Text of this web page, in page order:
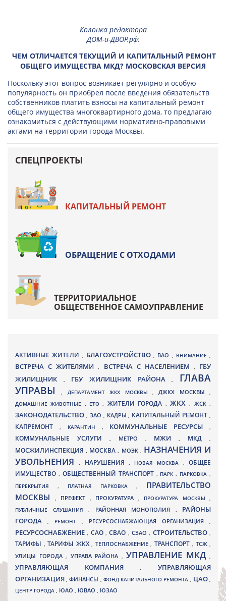
Колонка редактора
ДОМ-и-ДВОР.рф:
ЧЕМ ОТЛИЧАЕТСЯ ТЕКУЩИЙ И КАПИТАЛЬНЫЙ РЕМОНТ
ОБЩЕГО ИМУЩЕСТВА МКД? МОСКОВСКАЯ ВЕРСИЯ
Поскольку этот вопрос возникает регулярно и особую
популярность он приобрел после введения обязательств
собственников платить взносы на капитальный ремонт
общего имущества многоквартирного дома, то предлагаю
ознакомиться с действующими нормативно-правовыми
актами на территории города Москвы.
СПЕЦПРОЕКТЫ
КАПИТАЛЬНЫЙ РЕМОНТ
ОБРАЩЕНИЕ С ОТХОДАМИ
ТЕРРИТОРИАЛЬНОЕ
ОБЩЕСТВЕННОЕ САМОУПРАВЛЕНИЕ
АКТИВНЫЕ ЖИТЕЛИ , БЛАГОУСТРОЙСТВО , ВАО , ВНИМАНИЕ ,
ВСТРЕЧА С ЖИТЕЛЯМИ, ВСТРЕЧА С НАСЕЛЕНИЕМ , ГБУ
ЖИЛИЩНИК
, ГБУ ЖИЛИЩНИК РАЙОНА, ГЛАВА
УПРАВЫ, ДЕПАРТАМЕНТ ЖКХ МОСКВЫ ,ДЖКХ МОСКВЫ ,
ДОМАШНИЕ ЖИВОТНЫЕ , ЕТО, ЖИТЕЛИ ГОРОДА , ЖКХ, ЖСК,
ЗАКОНОДАТЕЛЬСТВО , ЗАО , КАДРЫ, КАПИТАЛЬНЫЙ РЕМОНТ ,
КАПРЕМОНТ , КАРАНТИН , КОММУНАЛЬНЫЕ РЕСУРСЫ,
КОММУНАЛЬНЫЕ УСЛУГИ , МЕТРО , МЖИ, МКД ,
МОСЖИЛИНСПЕКЦИЯ, МОСКВА , МОЭК , НАЗНАЧЕНИЯ И
УВОЛЬНЕНИЯ, НАРУШЕНИЯ , НОВАЯ МОСКВА ,ОБЩЕЕ
ИМУЩЕСТВО , ОБЩЕСТВЕННЫЙ ТРАНСПОРТ , ПАРК, ПАРКОВКА ,
ПЕРЕКРЫТИЯ , ПЛАТНАЯ ПАРКОВКА , ПРАВИТЕЛЬСТВО
МОСКВЫ
, ПРЕФЕКТ , ПРОКУРАТУРА , ПРОКУРАТУРА МОСКВЫ ,
ПУБЛИЧНЫЕ СЛУШАНИЯ , РАЙОННАЯ МОНОПОЛИЯ , РАЙОНЫ
ГОРОДА
, РЕМОНТ , РЕСУРСОСНАБЖАЮЩАЯ ОРГАНИЗАЦИЯ ,
РЕСУРСОСНАБЖЕНИЕ, САО,СВАО ,СЗАО, СТРОИТЕЛЬСТВО,
ТАРИФЫ , ТАРИФЫ ЖКХ , ТЕПЛОСНАБЖЕНИЕ , ТРАНСПОРТ , ТСЖ ,
УЛИЦЫ ГОРОДА , УПРАВА РАЙОНА , УПРАВЛЕНИЕ МКД ,
УПРАВЛЯЮЩАЯ КОМПАНИЯ,УПРАВЛЯЮЩАЯ
ОРГАНИЗАЦИЯ,ФИНАНСЫ , ФОНД КАПИТАЛЬНОГО РЕМОНТА , ЦАО,
ЦЕНТР ГОРОДА , ЮАО , ЮВАО , ЮЗАО